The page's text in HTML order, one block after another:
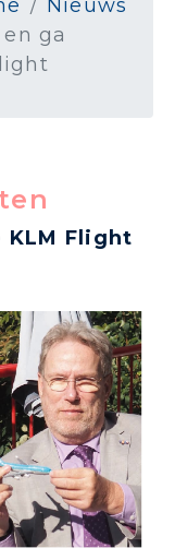
Nieuws
ga
KLM Flight